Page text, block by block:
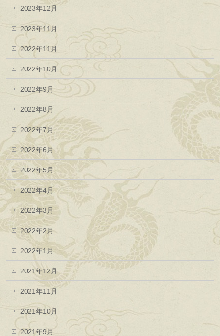
2023年12月
2023年11月
2022年11月
2022年10月
2022年9月
2022年8月
2022年7月
2022年6月
2022年5月
2022年4月
2022年3月
2022年2月
2022年1月
2021年12月
2021年11月
2021年10月
2021年9月